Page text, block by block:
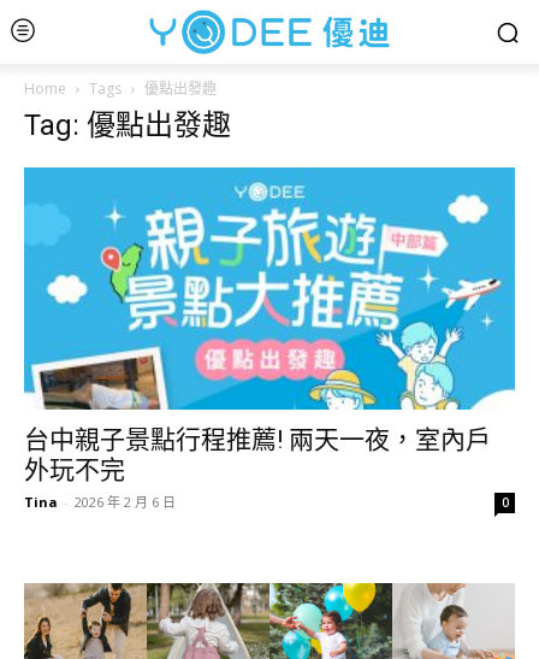
Home Tags 優點出發趣
Tag: 優點出發趣
台中親子景點行程推薦! 兩天一夜，室內戶
外玩不完
Tina - 2026 年 2 月 6 日 0